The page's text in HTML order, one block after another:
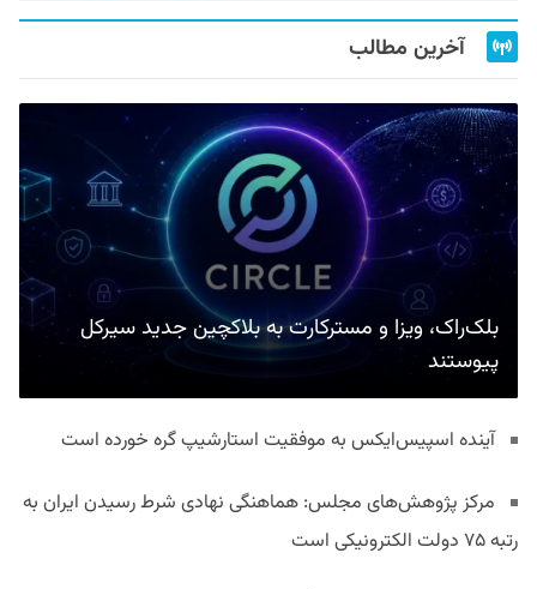
آخرین مطالب
بلک‌راک، ویزا و مسترکارت به بلاکچین جدید سیرکل
پیوستند
آینده اسپیس‌ایکس به موفقیت استارشیپ گره خورده است
مرکز پژوهش‌های مجلس: هماهنگی نهادی شرط رسیدن ایران به
رتبه ۷۵ دولت الکترونیکی است